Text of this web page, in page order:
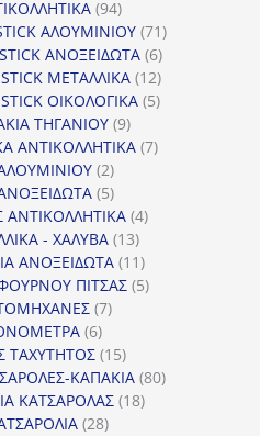
προϊόντα
9494
προϊόντα
ΑΛΟΥΜΙΝΙΟΥ 7171
προϊόντα
ΑΝΟΞΕΙΔΩΤΑ 66
προϊόντα
ΜΕΤΑΛΛΙΚΑ 1212
προϊόντα
ΟΙΚΟΛΟΓΙΚΑ 55
ΤΗΓΑΝΙΟΥ 99
προϊόντα
ΑΝΤΙΚΟΛΛΗΤΙΚΑ 77
22
προϊόντα
55
προϊόντα
ΑΝΤΙΚΟΛΛΗΤΙΚΑ 44
- ΧΑΛΥΒΑ 1313
προϊόντα
ΑΝΟΞΕΙΔΩΤΑ 1111
προϊόντα
ΠΙΤΣΑΣ 55
77
66
προϊόντα
ΤΑΧΥΤΗΤΟΣ 1515
προϊόντα
ΚΑΠΑΚΙΑ 8080
ΚΑΤΣΑΡΟΛΑΣ 1818
2828